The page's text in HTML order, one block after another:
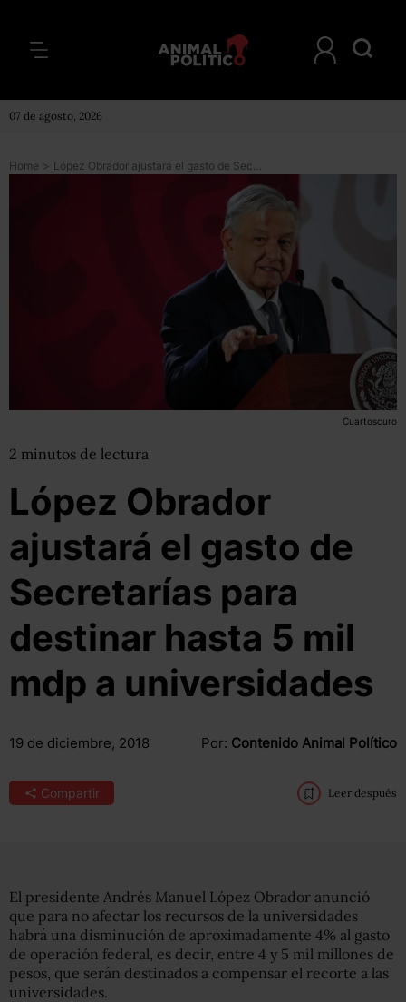
07 de agosto, 2026
Home > López Obrador ajustará el gasto de Secretarías para destinar hasta 5 mil mdp a universidades
Cuartoscuro
2 minutos de lectura
López Obrador
ajustará el gasto de
Secretarías para
destinar hasta 5 mil
mdp a universidades
19 de diciembre, 2018 Por: Contenido Animal Político
Compartir Leer después
El presidente Andrés Manuel López Obrador anunció
que para no afectar los recursos de la universidades
habrá una disminución de aproximadamente 4% al gasto
de operación federal, es decir, entre 4 y 5 mil millones de
pesos, que serán destinados a compensar el recorte a las
universidades.